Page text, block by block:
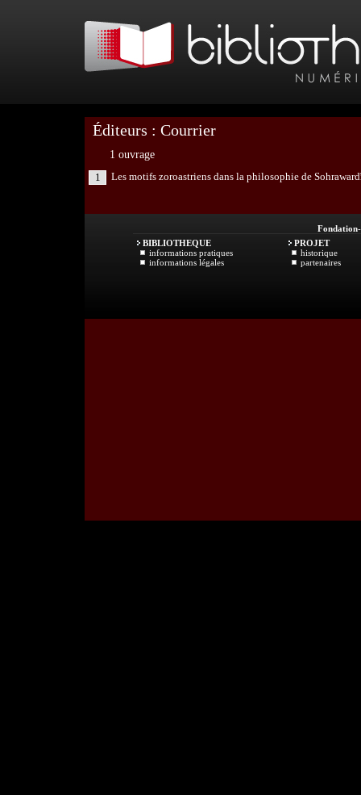
Éditeurs : Courrier
1 ouvrage
1
Les motifs zoroastriens dans la philosophie de
Fondation
BIBLIOTHEQUE
informations pratiques
informations légales
PROJET
historique
partenaires